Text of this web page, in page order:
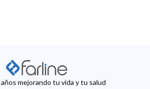
mejorando tu vida y tu salud